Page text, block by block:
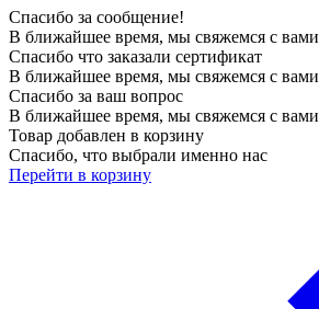
Спасибо за сообщение!
В ближайшее время, мы свяжемся с вами
Спасибо что заказали сертификат
В ближайшее время, мы свяжемся с вами
Спасибо за ваш вопрос
В ближайшее время, мы свяжемся с вами
Товар добавлен в корзину
Спасибо, что выбрали именно нас
Перейти в корзину